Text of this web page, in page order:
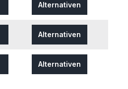
Alternativen
Alternativen
Alternativen